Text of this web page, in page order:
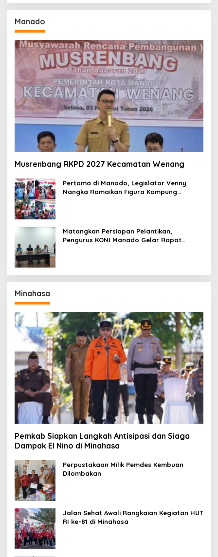
Manado
Musrenbang RKPD 2027 Kecamatan Wenang
Pertama di Manado, Legislator Venny
Nangka Ramaikan Figura Kampung
Matangkan Persiapan Pelantikan,
Pengurus KONI Manado Gelar Rapat
Minahasa
Pemkab Siapkan Langkah Antisipasi dan Siaga
Dampak El Nino di Minahasa
Perpustakaan Milik Pemdes Kembuan
Dilombakan
Jalan Sehat Awali Rangkaian Kegiatan HUT
RI ke-81 di Minahasa